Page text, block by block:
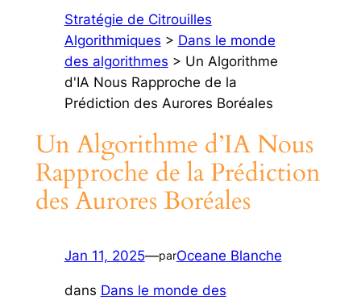
Stratégie de Citrouilles
Algorithmiques > Dans le monde
des algorithmes > Un Algorithme
d'IA Nous Rapproche de la
Prédiction des Aurores Boréales
Un Algorithme d’IA Nous
Rapproche de la Prédiction
des Aurores Boréales
Jan 11, 2025—parOceane Blanche
dans Dans le monde des